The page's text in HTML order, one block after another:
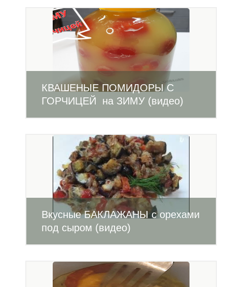
КВАШЕНЫЕ ПОМИДОРЫ С
ГОРЧИЦЕЙ на ЗИМУ (видео)
Вкусные БАКЛАЖАНЫ с орехами
под сыром (видео)